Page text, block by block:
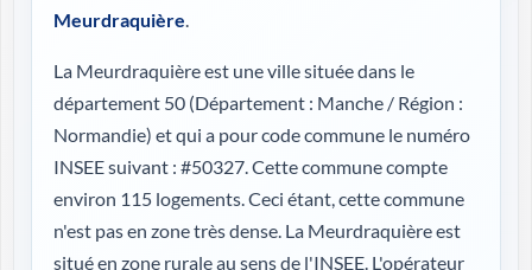
Meurdraquière.
La Meurdraquière est une ville située dans le
département 50 (Département : Manche / Région :
Normandie) et qui a pour code commune le numéro
INSEE suivant : #50327. Cette commune compte
environ 115 logements. Ceci étant, cette commune
n'est pas en zone très dense. La Meurdraquière est
situé en zone rurale au sens de l'INSEE. L'opérateur